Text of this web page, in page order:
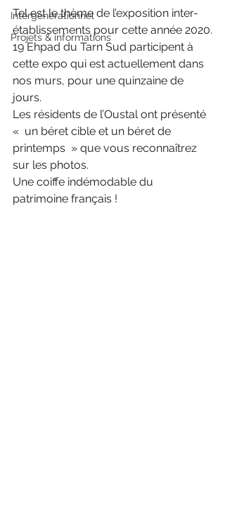
Intergénérationnel
Projets & informations
Tel est le thème de l’exposition inter-
établissements pour cette année 2020.
19 Ehpad du Tarn Sud participent à
cette expo qui est actuellement dans
nos murs, pour une quinzaine de
jours.
Les résidents de l’Oustal ont présenté
«  un béret cible et un béret de
printemps  » que vous reconnaîtrez
sur les photos.
Une coiffe indémodable du
patrimoine français !